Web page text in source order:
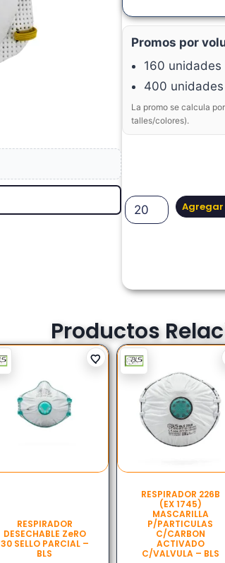
Agregar
Promos por
160
400
La promo se calcula
talles/colores).
Productos
RESPIRADOR
DESECHABLE ZeRO
30 SELLO PARCIAL –
BLS
RESPIRADOR 226B
(EX 1745)
MASCARILLA
P/PARTICULAS
C/CARBON
ACTIVADO
C/VALVULA – BLS